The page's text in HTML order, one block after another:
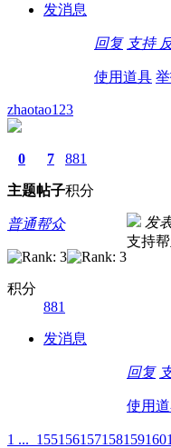
发消息
回复 支持
使用道具
zhaotao123
0
主题
7
帖子
881
积分
普通帮众
积分
881
发消息
发
支持
回复
使用
1 ... 155156157158159160